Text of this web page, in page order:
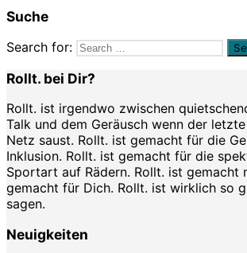
Suche
Search for:
Rollt. bei Dir?
Rollt. ist irgendwo zwischen
Talk und dem Geräusch wenn der
Netz saust. Rollt. ist gemacht für die
Inklusion. Rollt. ist gemacht für die
Sportart auf Rädern. Rollt. ist gemacht
gemacht für Dich. Rollt. ist wirklich so
sagen.
Neuigkeiten